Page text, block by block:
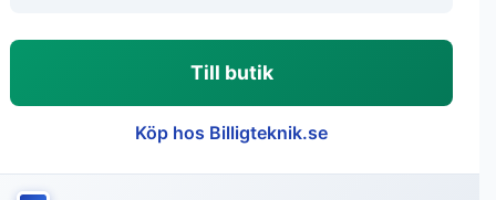
Till butik
Köp hos Billigteknik.se